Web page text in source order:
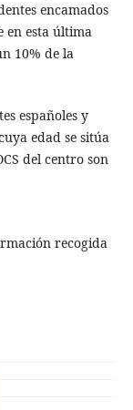
encamados
en esta última
10% de la
españoles y
edad se sitúa
del centro son
recogida